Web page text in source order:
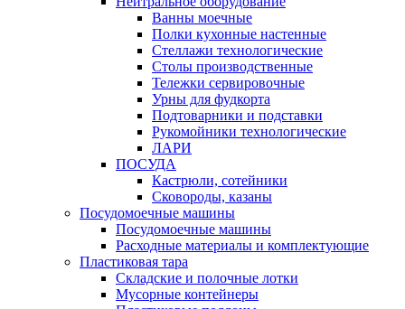
Ванны моечные
Полки кухонные настенные
Стеллажи технологические
Столы производственные
Тележки сервировочные
Урны для фудкорта
Подтоварники и подставки
Рукомойники технологические
ЛАРИ
ПОСУДА
Кастрюли, сотейники
Сковороды, казаны
Посудомоечные машины
Посудомоечные машины
Расходные материалы и комплектующие
Пластиковая тара
Складские и полочные лотки
Мусорные контейнеры